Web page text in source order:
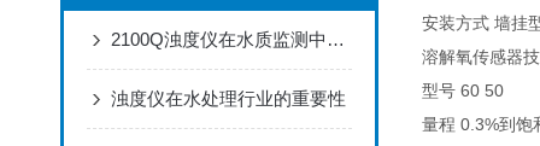
2100Q浊度仪在水质监测中的关键角色
浊度仪在水处理行业的重要性
安装方式 墙挂
溶解氧传感器
型号 60 50
量程 0.3%到饱